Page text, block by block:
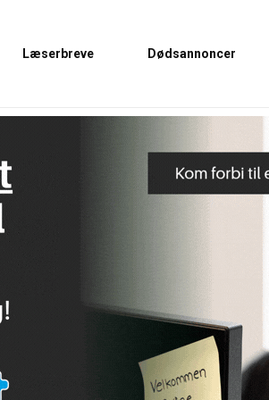
Læserbreve Dødsannoncer